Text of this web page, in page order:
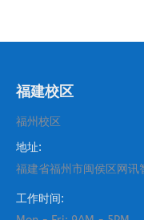
福建校区
福州校区
地址:
福建省福州市闽侯区网讯
工作时间: